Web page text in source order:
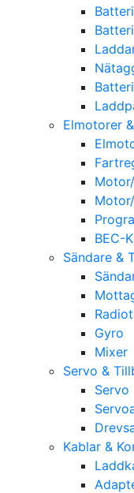
Elmotorer
BEC-
Sändare &
Gyro
Mixer
Servo &
Servo
Kablar &